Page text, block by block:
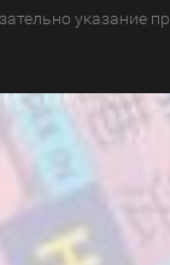
указание